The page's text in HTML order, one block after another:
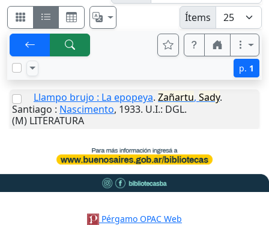
Ítems
p. 1
Llampo brujo : La epopeya. Zañartu, Sady.
Santiago : Nascimento, 1933. U.I.: DGL.
(M) LITERATURA
Pérgamo OPAC Web